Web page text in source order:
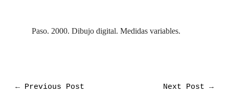
Paso. 2000.Dibujo digital.Medidas variables.
←Previous Post Next Post→